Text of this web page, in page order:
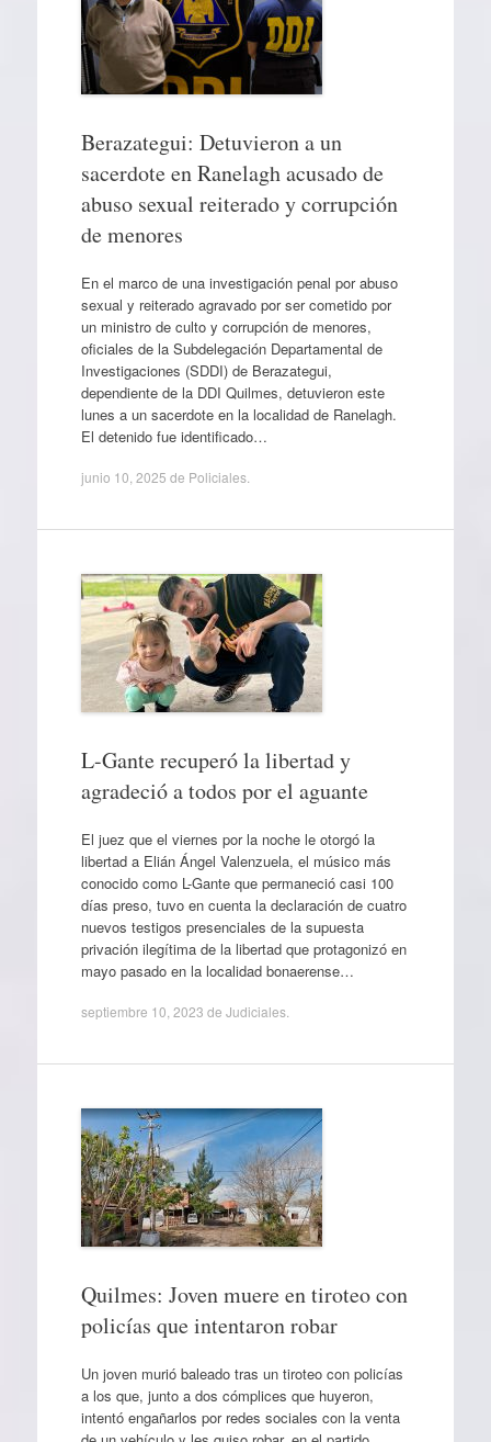
Berazategui: Detuvieron a un
sacerdote en Ranelagh acusado de
abuso sexual reiterado y corrupción
de menores
En el marco de una investigación penal por abuso
sexual y reiterado agravado por ser cometido por
un ministro de culto y corrupción de menores,
oficiales de la Subdelegación Departamental de
Investigaciones (SDDI) de Berazategui,
dependiente de la DDI Quilmes, detuvieron este
lunes a un sacerdote en la localidad de Ranelagh.
El detenido fue identificado…
junio 10, 2025 de Policiales.
L-Gante recuperó la libertad y
agradeció a todos por el aguante
El juez que el viernes por la noche le otorgó la
libertad a Elián Ángel Valenzuela, el músico más
conocido como L-Gante que permaneció casi 100
días preso, tuvo en cuenta la declaración de cuatro
nuevos testigos presenciales de la supuesta
privación ilegítima de la libertad que protagonizó en
mayo pasado en la localidad bonaerense…
septiembre 10, 2023 de Judiciales.
Quilmes: Joven muere en tiroteo con
policías que intentaron robar
Un joven murió baleado tras un tiroteo con policías
a los que, junto a dos cómplices que huyeron,
intentó engañarlos por redes sociales con la venta